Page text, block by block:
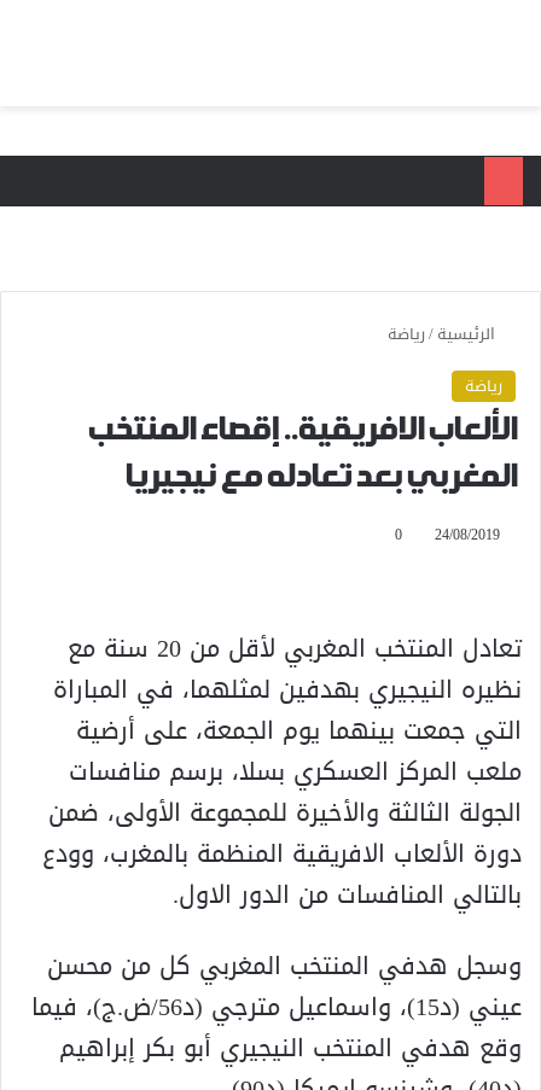
الرئيسية/رياضة
رياضة
الألعاب الافريقية.. إقصاء المنتخب
المغربي بعد تعادله مع نيجيريا
24/08/2019
0
تعادل المنتخب المغربي لأقل من 20 سنة مع
نظيره النيجيري بهدفين لمثلهما، في المباراة
التي جمعت بينهما يوم الجمعة، على أرضية
ملعب المركز العسكري بسلا، برسم منافسات
الجولة الثالثة والأخيرة للمجموعة الأولى، ضمن
دورة الألعاب الافريقية المنظمة بالمغرب، وودع
بالتالي المنافسات من الدور الاول.
وسجل هدفي المنتخب المغربي كل من محسن
عيني (د15)، واسماعيل مترجي (د56/ض.ج)، فيما
وقع هدفي المنتخب النيجيري أبو بكر إبراهيم